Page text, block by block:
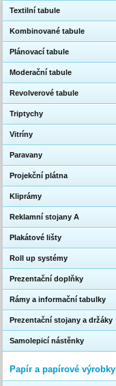
Textilní tabule
Kombinované tabule
Plánovací tabule
Moderační tabule
Revolverové tabule
Triptychy
Vitríny
Paravany
Projekční plátna
Kliprámy
Reklamní stojany A
Plakátové lišty
Roll up systémy
Prezentační doplňky
Rámy a informační tabulky
Prezentační stojany a držáky
Samolepicí nástěnky
Papír a papírové výrobky